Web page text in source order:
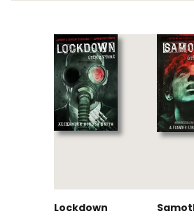
Lockdown